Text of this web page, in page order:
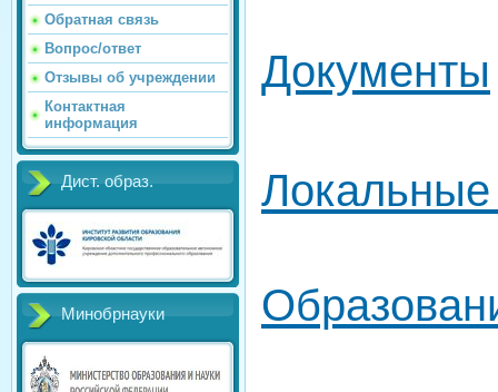
Обратная связь
Вопрос/ответ
Отзывы об учреждении
Контактная
информация
Дист. образ.
Минобрнауки
Документы